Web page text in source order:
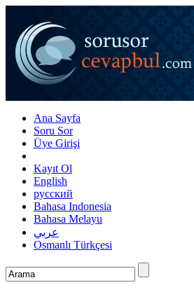
Ana Sayfa
Soru Sor
Üye Girişi
Kayıt Ol
English
русский
Bahasa Indonesia
Bahasa Melayu
عربي
Osmanlı Türkçesi